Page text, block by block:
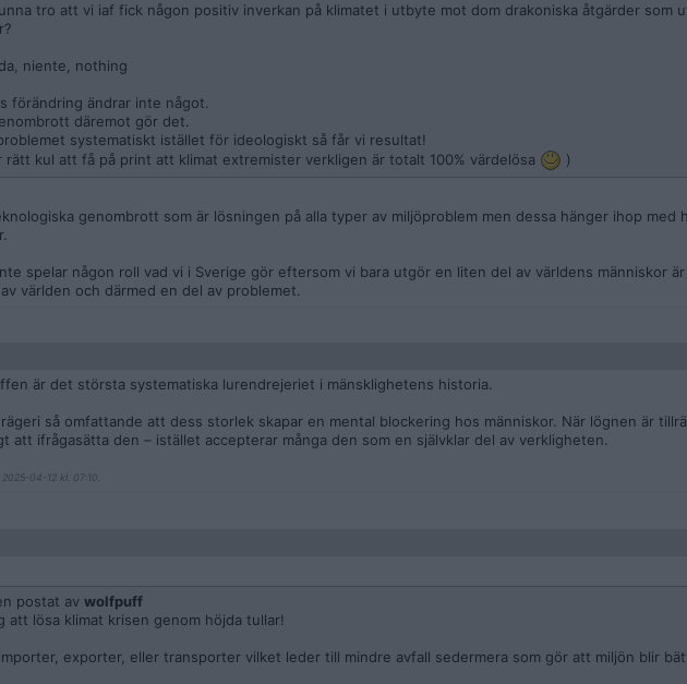
tro att vi iaf fick någon positiv inverkan på klimatet i utbyte mot dom drakoniska åtgärder som
niente, nothing
förändring ändrar inte något.
däremot gör det.
systematiskt istället för ideologiskt så får vi resultat!
kul att få på print att klimat extremister verkligen är totalt 100% värdelösa
)
genombrott som är lösningen på alla typer av miljöproblem men dessa hänger ihop med
spelar någon roll vad vi i Sverige gör eftersom vi bara utgör en liten del av världens människor
världen och därmed en del av problemet.
är det största systematiska lurendrejeriet i mänsklighetens historia.
så omfattande att dess storlek skapar en mental blockering hos människor. När lögnen är
att ifrågasätta den – istället accepterar många den som en självklar del av verkligheten.
04-12 kl. 07:10.
postat av wolfpuff
att lösa klimat krisen genom höjda tullar!
exporter, eller transporter vilket leder till mindre avfall sedermera som gör att miljön blir